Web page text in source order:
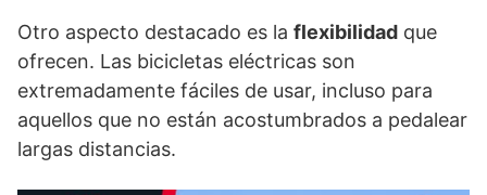
Otro aspecto destacado es la flexibilidad que
ofrecen. Las bicicletas eléctricas son
extremadamente fáciles de usar, incluso para
aquellos que no están acostumbrados a pedalear
largas distancias.